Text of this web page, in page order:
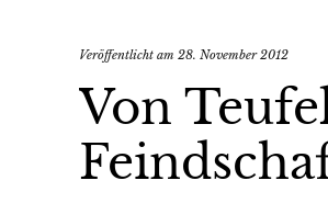
Veröffentlicht am 28. November 2012
Von